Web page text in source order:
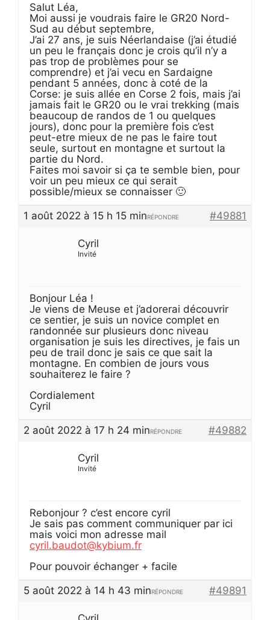
Salut Léa,
Moi aussi je voudrais faire le GR20 Nord-
Sud au début septembre,
J’ai 27 ans, je suis Néerlandaise (j’ai étudié
un peu le français donc je crois qu’il n’y a
pas trop de problèmes pour se
comprendre) et j’ai vecu en Sardaigne
pendant 5 années, donc à coté de la
Corse: je suis allée en Corse 2 fois, mais j’ai
jamais fait le GR20 ou le vrai trekking (mais
beaucoup de randos de 1 ou quelques
jours), donc pour la première fois c’est
peut-etre mieux de ne pas le faire tout
seule, surtout en montagne et surtout la
partie du Nord.
Faites moi savoir si ça te semble bien, pour
voir un peu mieux ce qui serait
possible/mieux se connaisser 🙂
1 août 2022 à 15 h 15 min
#49881
RÉPONDRE
Cyril
Invité
Bonjour Léa !
Je viens de Meuse et j’adorerai découvrir
ce sentier, je suis un novice complet en
randonnée sur plusieurs donc niveau
organisation je suis les directives, je fais un
peu de trail donc je sais ce que sait la
montagne. En combien de jours vous
souhaiterez le faire ?
Cordialement
Cyril
2 août 2022 à 17 h 24 min
#49882
RÉPONDRE
Cyril
Invité
Rebonjour ? c’est encore cyril
Je sais pas comment communiquer par ici
mais voici mon adresse mail
cyril.baudot@kybium.fr
Pour pouvoir échanger + facile
5 août 2022 à 14 h 43 min
#49891
RÉPONDRE